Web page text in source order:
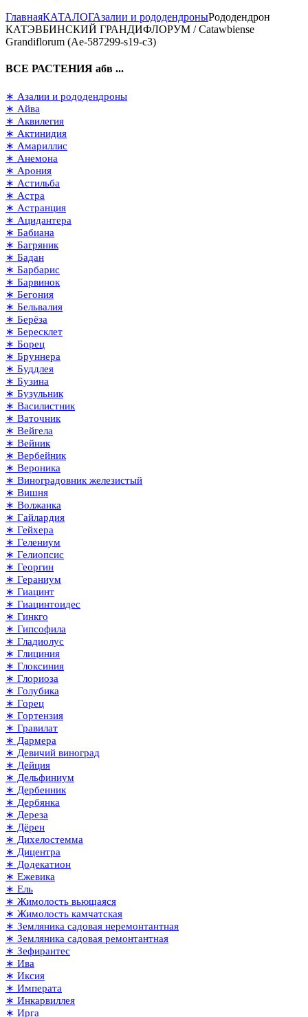
ГлавнаяКАТАЛОГАзалии и рододендроныРододендрон
КАТЭВБИНСКИЙ ГРАНДИФЛОРУМ / Catawbiense
Grandiflorum (Ae-587299-s19-с3)
ВСЕ РАСТЕНИЯ абв ...
∗ Азалии и рододендроны
∗ Айва
∗ Аквилегия
∗ Актинидия
∗ Амариллис
∗ Анемона
∗ Арония
∗ Астильба
∗ Астра
∗ Астранция
∗ Ацидантера
∗ Бабиана
∗ Багряник
∗ Бадан
∗ Барбарис
∗ Барвинок
∗ Бегония
∗ Бельвалия
∗ Берёза
∗ Бересклет
∗ Борец
∗ Бруннера
∗ Буддлея
∗ Бузина
∗ Бузульник
∗ Василистник
∗ Ваточник
∗ Вейгела
∗ Вейник
∗ Вербейник
∗ Вероника
∗ Виноградовник железистый
∗ Вишня
∗ Волжанка
∗ Гайлардия
∗ Гейхера
∗ Гелениум
∗ Гелиопсис
∗ Георгин
∗ Гераниум
∗ Гиацинт
∗ Гиацинтоидес
∗ Гинкго
∗ Гипсофила
∗ Гладиолус
∗ Глициния
∗ Глоксиния
∗ Глориоза
∗ Голубика
∗ Горец
∗ Гортензия
∗ Гравилат
∗ Дармера
∗ Девичий виноград
∗ Дейция
∗ Дельфиниум
∗ Дербенник
∗ Дербянка
∗ Дереза
∗ Дёрен
∗ Дихелостемма
∗ Дицентра
∗ Додекатион
∗ Ежевика
∗ Ель
∗ Жимолость вьющаяся
∗ Жимолость камчатская
∗ Земляника садовая неремонтантная
∗ Земляника садовая ремонтантная
∗ Зефирантес
∗ Ива
∗ Иксия
∗ Императа
∗ Инкарвиллея
∗ Ирга